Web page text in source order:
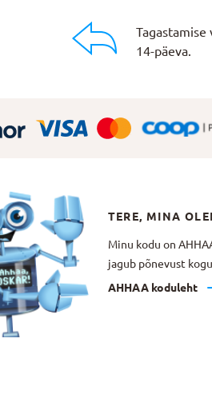
Tagastamise
14-päeva.
TERE, MINA
Minu kodu on
jagub põnevust
AHHAA koduleht